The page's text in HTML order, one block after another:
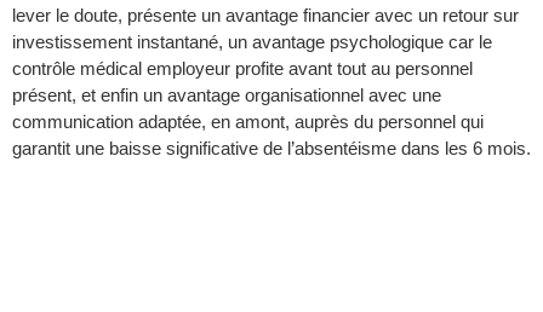
lever le doute, présente un avantage financier avec un retour sur
investissement instantané, un avantage psychologique car le
contrôle médical employeur profite avant tout au personnel
présent, et enfin un avantage organisationnel avec une
communication adaptée, en amont, auprès du personnel qui
garantit une baisse significative de l’absentéisme dans les 6 mois.